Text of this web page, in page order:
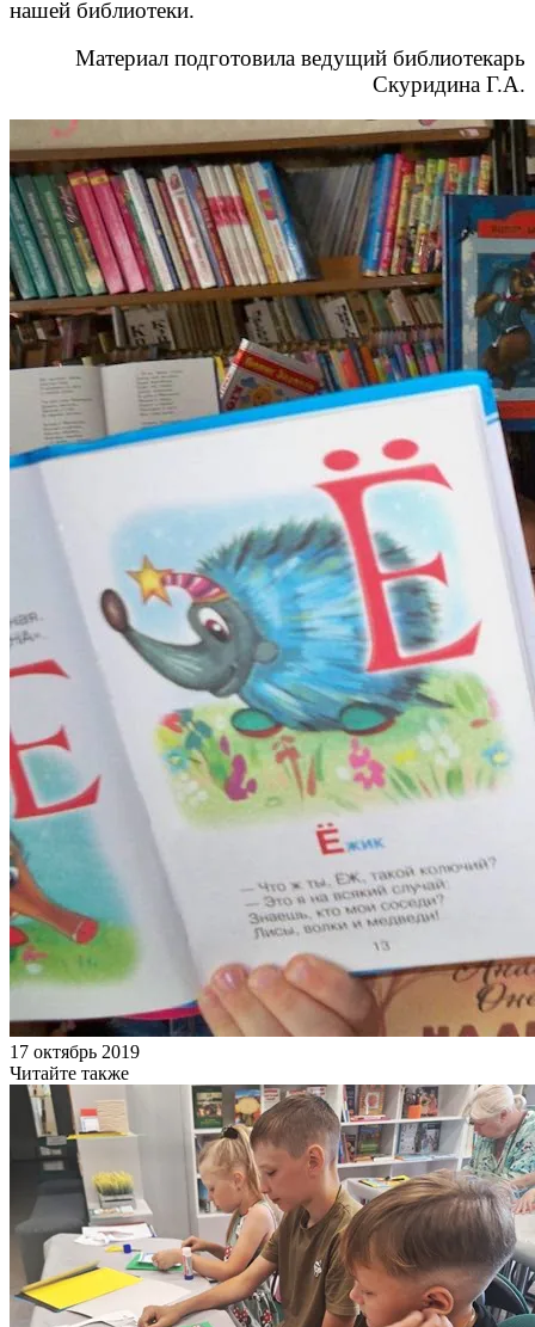
нашей библиотеки.
Материал подготовила ведущий библиотекарь
Скуридина Г.А.
17 октябрь 2019
Читайте также